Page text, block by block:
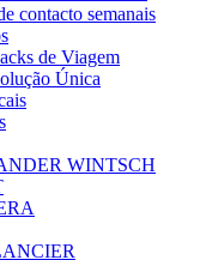
contacto semanais
de Viagem
Única
WINTSCH